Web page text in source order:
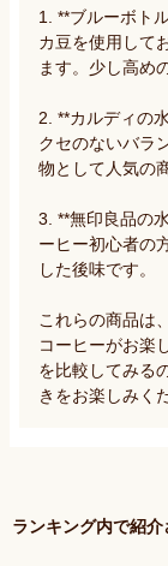
1. **ブルーボト
カ豆を使用して
ます。少し高め
2. **カルディの
クセのないバラ
物として人気の
3. **無印良品の
ーヒー初心者の
した後味です。
これらの商品は
コーヒーがお楽
を比較してみる
きをお楽しみく
ランキング内で紹